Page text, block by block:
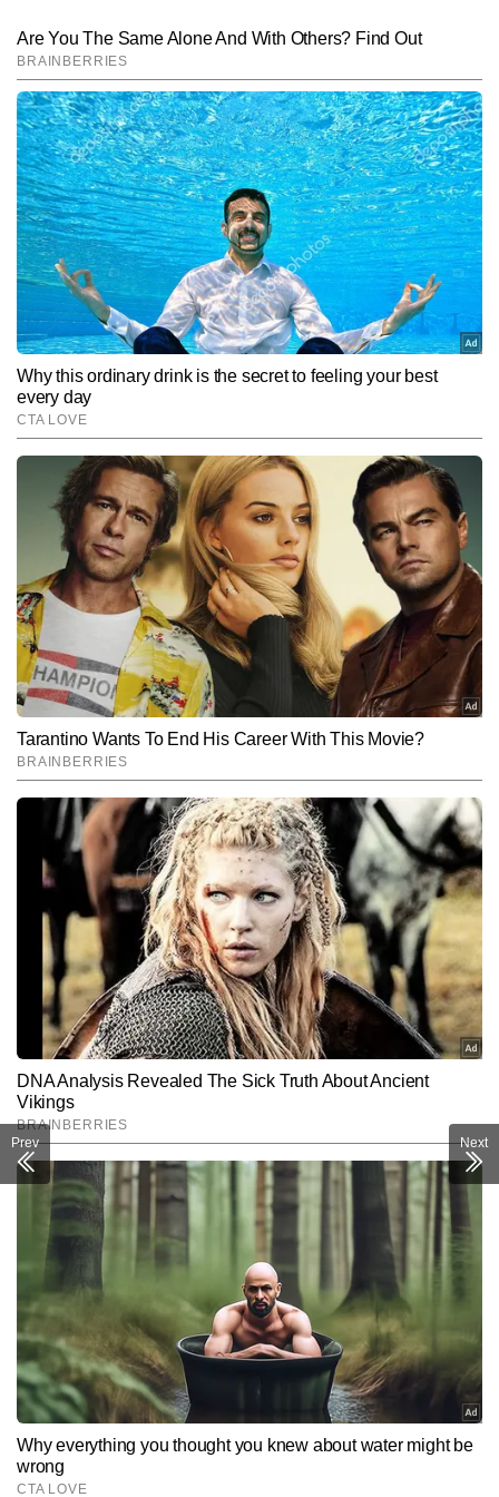
प्रभात शर्मा
प्रभात शर्मा टाइम्स नाउ हिंदी डिजिटल के फीचर डेस्क में कार्यरत ट्रैवल और
लाइफस्टाइल राइटर हैं। यात्राओं के प्रति उनका गहरा जुनून और नई जगहों को
समझने–परखने की क्षमता उनकी लेखन शैली को बेहद जीवंत और पाठकों से जोड़ने
वाली बनाती है। वे ऑफबीट डेस्टिनेशन, लोकल कल्चर, हेरिटेज साइट्स, रोड
ट्रिप्स, फूड जर्नी और बजट ट्रैवल जैसे विषयों पर मजबूत पकड़ रखते हैं। प्रभात
की स्टोरीज़ सिर्फ जानकारी नहीं देतीं, बल्कि यात्रा के माहौल, भाव और अनुभव को
भी महसूस कराती हैं। अब तक 7,000 से अधिक कंटेंट लिख चुके प्रभात अपनी
सहज भाषा, प्रामाणिक जानकारी और अनुभव-आधारित दृष्टिकोण के लिए जाने जाते
हैं।
और पढ़ें
Follow Us:
Subscribe to our daily Newsletter!
SUBMIT
Prev Next